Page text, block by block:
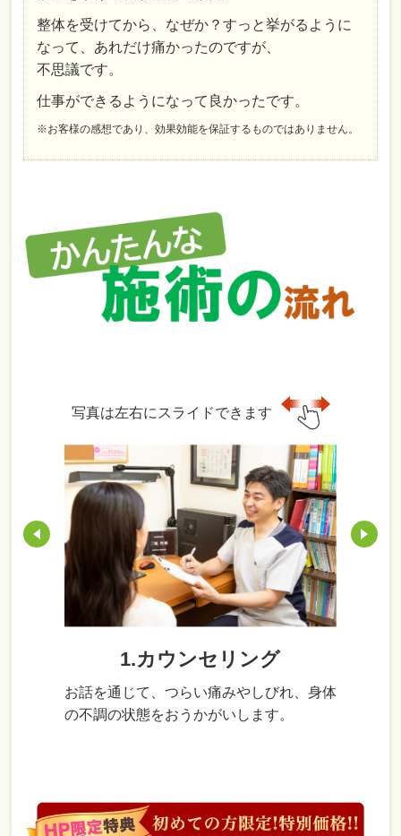
整体を受けてから、なぜか？すっと挙がるように
なって、あれだけ痛かったのですが、
不思議です。
仕事ができるようになって良かったです。
※お客様の感想であり、効果効能を保証するものではありません。
写真は左右にスライドできます
1.カウンセリング
お話を通じて、つらい痛みやしびれ、身体
の不調の状態をおうかがいします。